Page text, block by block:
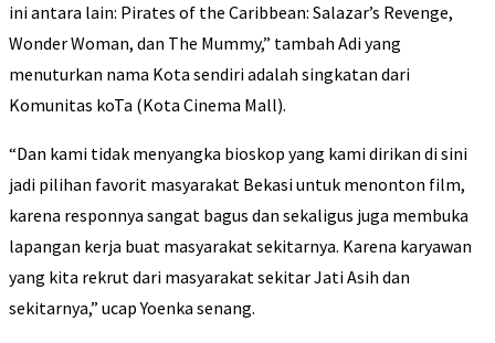
ini antara lain: Pirates of the Caribbean: Salazar’s Revenge,
Wonder Woman, dan The Mummy,” tambah Adi yang
menuturkan nama Kota sendiri adalah singkatan dari
Komunitas koTa (Kota Cinema Mall).
“Dan kami tidak menyangka bioskop yang kami dirikan di sini
jadi pilihan favorit masyarakat Bekasi untuk menonton film,
karena responnya sangat bagus dan sekaligus juga membuka
lapangan kerja buat masyarakat sekitarnya. Karena karyawan
yang kita rekrut dari masyarakat sekitar Jati Asih dan
sekitarnya,” ucap Yoenka senang.